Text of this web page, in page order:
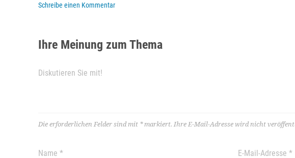
Schreibe einen Kommentar
Ihre Meinung zum Thema
Die erforderlichen Felder sind mit *markiert. Ihre E-Mail-Adresse wird nicht